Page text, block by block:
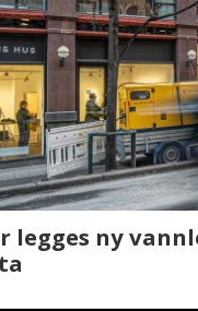
det skjer